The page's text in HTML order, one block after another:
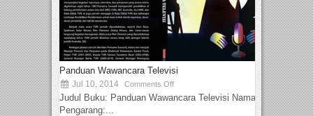
Panduan Wawancara Televisi
Jul 10, 2014 Comments Off
Judul Buku: Panduan Wawancara Televisi Nama
Pengarang:...